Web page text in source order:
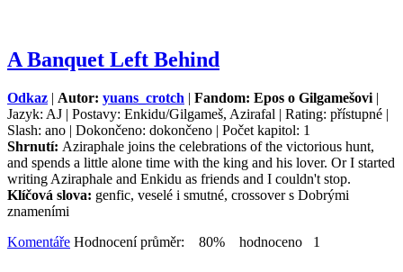
A Banquet Left Behind
Odkaz | Autor: yuans_crotch | Fandom: Epos o Gilgamešovi |
Jazyk: AJ | Postavy: Enkidu/Gilgameš, Azirafal | Rating: přístupné |
Slash: ano | Dokončeno: dokončeno | Počet kapitol: 1
Shrnutí: Aziraphale joins the celebrations of the victorious hunt,
and spends a little alone time with the king and his lover. Or I started
writing Aziraphale and Enkidu as friends and I couldn't stop.
Klíčová slova: genfic, veselé i smutné, crossover s Dobrými
znameními
Komentáře Hodnocení průměr: 80% hodnoceno 1